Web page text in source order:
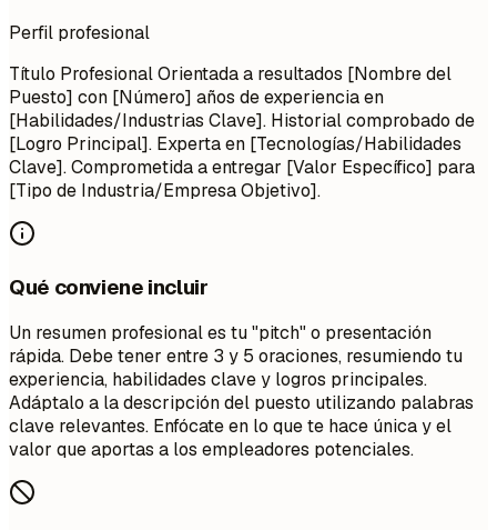
Perfil profesional
Título Profesional Orientada a resultados [Nombre del
Puesto] con [Número] años de experiencia en
[Habilidades/Industrias Clave]. Historial comprobado de
[Logro Principal]. Experta en [Tecnologías/Habilidades
Clave]. Comprometida a entregar [Valor Específico] para
[Tipo de Industria/Empresa Objetivo].
Qué conviene incluir
Un resumen profesional es tu "pitch" o presentación
rápida. Debe tener entre 3 y 5 oraciones, resumiendo tu
experiencia, habilidades clave y logros principales.
Adáptalo a la descripción del puesto utilizando palabras
clave relevantes. Enfócate en lo que te hace única y el
valor que aportas a los empleadores potenciales.